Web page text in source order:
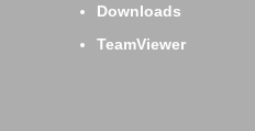
Downloads
TeamViewer